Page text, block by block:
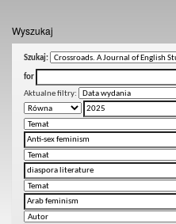
Wyszukaj
Szukaj:
for
Aktualne filtry: